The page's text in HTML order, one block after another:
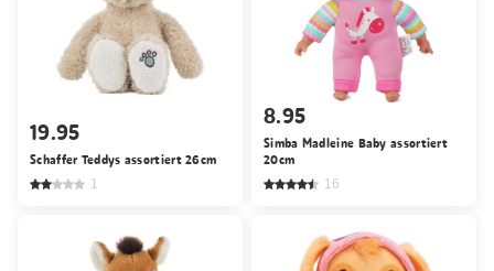
19.95
Schaffer Teddys assortiert 26cm
1
8.95
Simba Madleine Baby assortiert
20cm
16